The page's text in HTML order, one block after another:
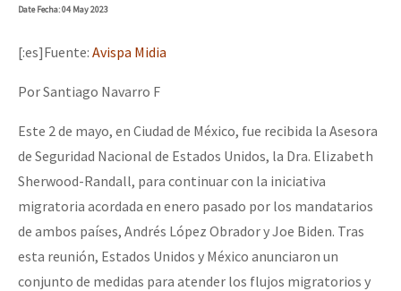
DateFecha: 04 May 2023
[:es]Fuente: Avispa Midia
Por Santiago Navarro F
Este 2 de mayo, en Ciudad de México, fue recibida la Asesora
de Seguridad Nacional de Estados Unidos, la Dra. Elizabeth
Sherwood-Randall, para continuar con la iniciativa
migratoria acordada en enero pasado por los mandatarios
de ambos países, Andrés López Obrador y Joe Biden. Tras
esta reunión, Estados Unidos y México anunciaron un
conjunto de medidas para atender los flujos migratorios y